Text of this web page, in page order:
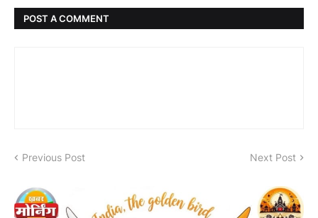
POST A COMMENT
Previous Post Next Post